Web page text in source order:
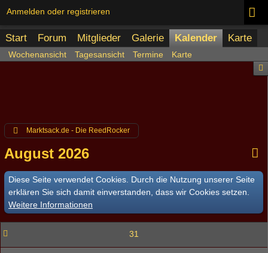
Anmelden oder registrieren
Start Forum Mitglieder Galerie Kalender Karte
Wochenansicht Tagesansicht Termine Karte
Marktsack.de - Die ReedRocker
August 2026
Diese Seite verwendet Cookies. Durch die Nutzung unserer Seite
erklären Sie sich damit einverstanden, dass wir Cookies setzen.
Weitere Informationen
31